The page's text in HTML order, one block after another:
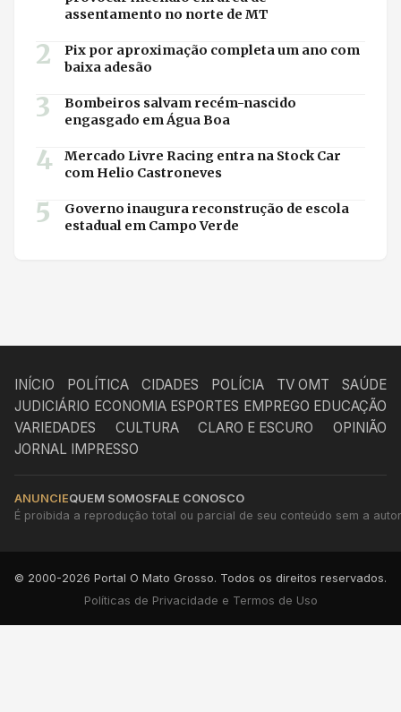
assentamento no norte de MT
2
Pix por aproximação completa um ano com
baixa adesão
3
Bombeiros salvam recém-nascido
engasgado em Água Boa
4
Mercado Livre Racing entra na Stock Car
com Helio Castroneves
5
Governo inaugura reconstrução de escola
estadual em Campo Verde
INÍCIO POLÍTICA CIDADES POLÍCIA TV OMT
SAÚDE
JUDICIÁRIO ECONOMIA ESPORTES EMPREGO EDUCAÇÃO
VARIEDADES
CULTURA CLARO E ESCURO
OPINIÃO
JORNAL IMPRESSO
ANUNCIEQUEM SOMOSFALE CONOSCO
É proibida a reprodução total ou parcial de seu conteúdo sem a
© 2000-2026 Portal O Mato Grosso. Todos os direitos reservados.
Políticas de Privacidade e Termos de Uso